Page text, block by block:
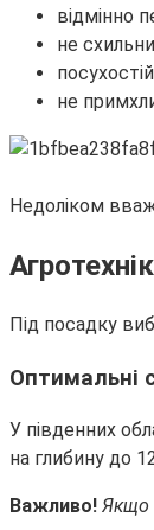
відмінно
не
не
Недоліком
Під посадку
Оптимальні
У південних
на глибину до
Важливо! Якщо